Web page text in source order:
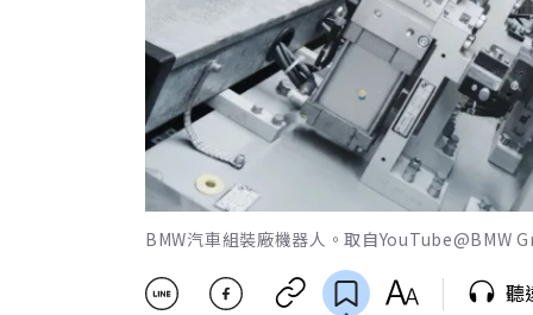
BMW汽車組裝廠機器人。取自YouTube@BMW
聽